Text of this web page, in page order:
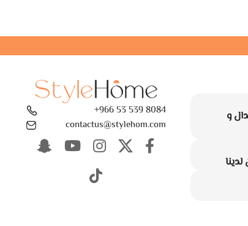
و
8084 539 53 966+
contactus@stylehom.com